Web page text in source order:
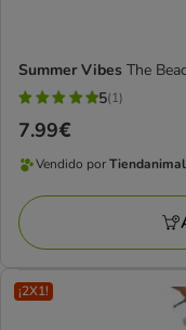
Summer Vibes The
5
estrellas
con
opiniones
5(1)
Precio
7.99€
7.99€
Vendido
por
Tiendanimal
Vendido porTiendanimal
¡2X1!